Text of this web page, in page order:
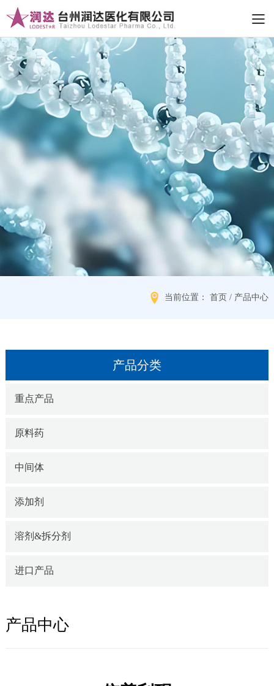
当前位置： 首页 / 产品中心
产品分类
重点产品
原料药
中间体
添加剂
溶剂&拆分剂
进口产品
产品中心